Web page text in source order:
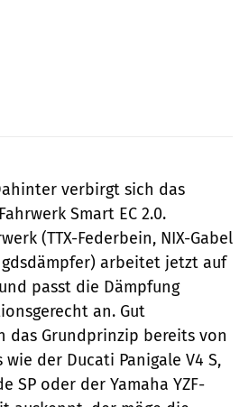
verbirgt sich das
Smart EC 2.0.
(TTX-Federbein, NIX-Gabel
arbeitet jetzt auf
passt die Dämpfung
an. Gut
das Grundprinzip bereits von
der Ducati Panigale V4 S,
SP oder der Yamaha YZF-